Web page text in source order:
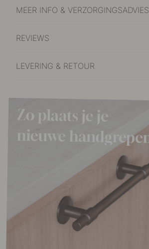
MEER INFO & VERZORGINGSADVIES
REVIEWS
LEVERING & RETOUR